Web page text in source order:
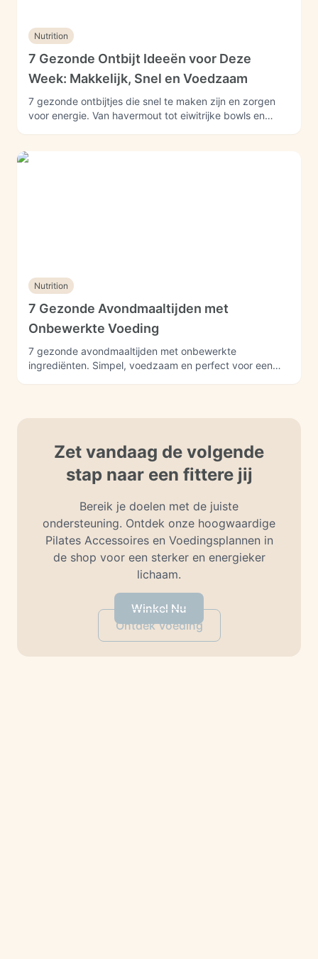
Nutrition
7 Gezonde Ontbijt Ideeën voor Deze
Week: Makkelijk, Snel en Voedzaam
7 gezonde ontbijtjes die snel te maken zijn en zorgen
voor energie. Van havermout tot eiwitrijke bowls en
Nutrition
7 Gezonde Avondmaaltijden met
Onbewerkte Voeding
7 gezonde avondmaaltijden met onbewerkte
ingrediënten. Simpel, voedzaam en perfect voor een
Zet vandaag de volgende
stap naar een fittere jij
Bereik je doelen met de juiste
ondersteuning. Ontdek onze hoogwaardige
Pilates Accessoires en Voedingsplannen in
de shop voor een sterker en energieker
lichaam.
Winkel Nu
Ontdek Voeding